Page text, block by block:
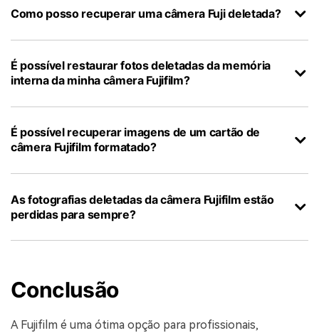
Como posso recuperar uma câmera Fuji deletada?
É possível restaurar fotos deletadas da memória
interna da minha câmera Fujifilm?
É possível recuperar imagens de um cartão de
câmera Fujifilm formatado?
As fotografias deletadas da câmera Fujifilm estão
perdidas para sempre?
Conclusão
A Fujifilm é uma ótima opção para profissionais,